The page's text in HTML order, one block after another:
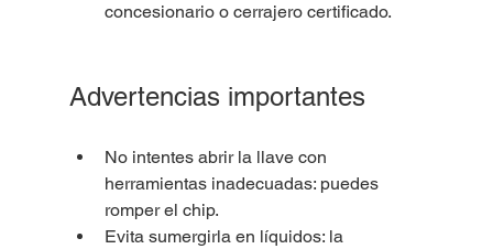
concesionario o cerrajero certificado.
Advertencias importantes
No intentes abrir la llave con
herramientas inadecuadas: puedes
romper el chip.
Evita sumergirla en líquidos: la